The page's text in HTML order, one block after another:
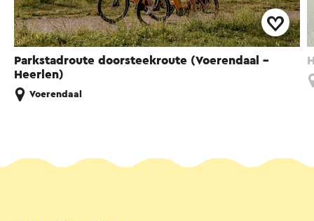
Parkstadroute doorsteekroute (Voerendaal -
Heerlen)
Voerendaal